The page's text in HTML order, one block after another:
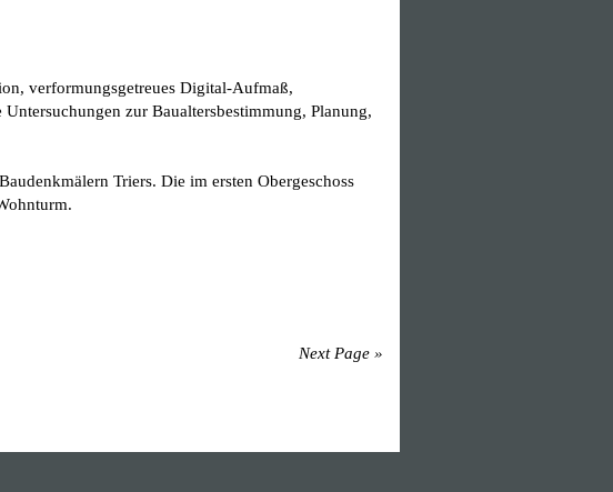
verformungsgetreues Digital-Aufmaß,
zur Baualtersbestimmung, Planung,
Triers. Die im ersten Obergeschoss
Next Page »